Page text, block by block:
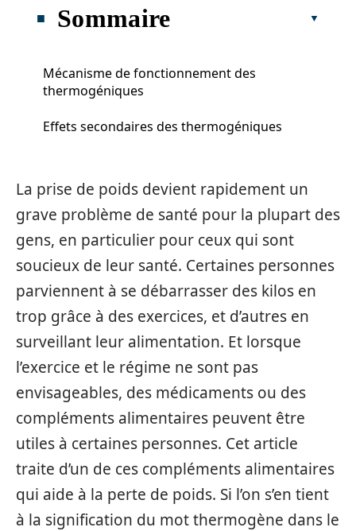
Sommaire
Mécanisme de fonctionnement des
thermogéniques
Effets secondaires des thermogéniques
La prise de poids devient rapidement un
grave problème de santé pour la plupart des
gens, en particulier pour ceux qui sont
soucieux de leur santé. Certaines personnes
parviennent à se débarrasser des kilos en
trop grâce à des exercices, et d’autres en
surveillant leur alimentation. Et lorsque
l’exercice et le régime ne sont pas
envisageables, des médicaments ou des
compléments alimentaires peuvent être
utiles à certaines personnes. Cet article
traite d’un de ces compléments alimentaires
qui aide à la perte de poids. Si l’on s’en tient
à la signification du mot thermogène dans le